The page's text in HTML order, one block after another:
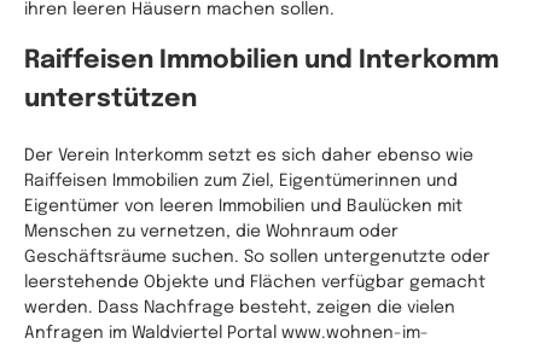
ihren leeren Häusern machen sollen.
Raiffeisen Immobilien und Interkomm
unterstützen
Der Verein Interkomm setzt es sich daher ebenso wie
Raiffeisen Immobilien zum Ziel, Eigentümerinnen und
Eigentümer von leeren Immobilien und Baulücken mit
Menschen zu vernetzen, die Wohnraum oder
Geschäftsräume suchen. So sollen untergenutzte oder
leerstehende Objekte und Flächen verfügbar gemacht
werden. Dass Nachfrage besteht, zeigen die vielen
Anfragen im Waldviertel Portal www.wohnen-im-